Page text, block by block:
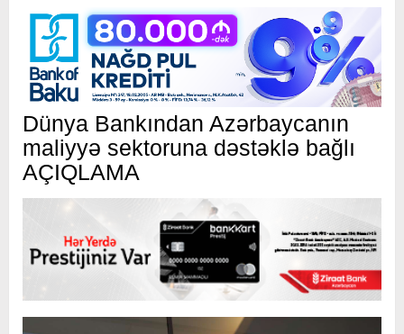
Dünya Bankından Azərbaycanın
maliyyə sektoruna dəstəklə bağlı
AÇIQLAMA